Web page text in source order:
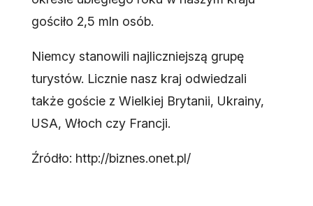
gościło 2,5 mln osób.
Niemcy stanowili najliczniejszą grupę
turystów. Licznie nasz kraj odwiedzali
także goście z Wielkiej Brytanii, Ukrainy,
USA, Włoch czy Francji.
Źródło: http://biznes.onet.pl/